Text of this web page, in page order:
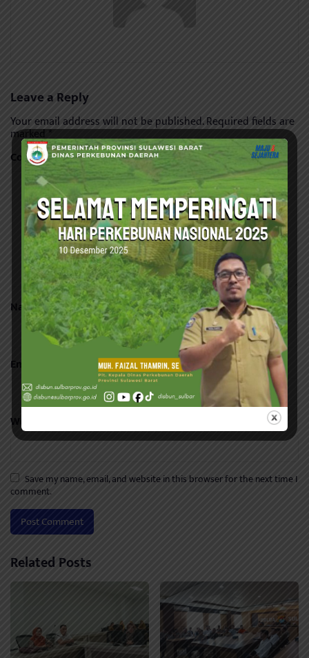
Leave a Reply
Your email address will not be published.Required fields are
marked*
Comment*
Name*
Email
Website
Save my name, email, and website in this browser for the next time I
comment.
Related Posts